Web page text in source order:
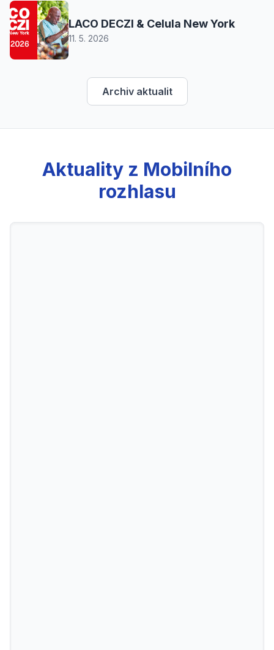
LACO DECZI & Celula New York
11. 5. 2026
Archiv aktualit
Aktuality z Mobilního
rozhlasu